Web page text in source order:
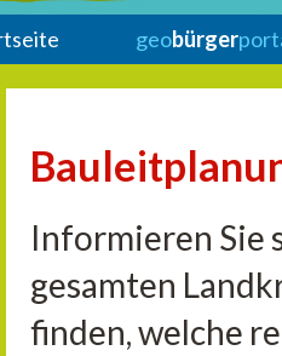
geobürger
Informieren Sie
gesamten
finden, welche